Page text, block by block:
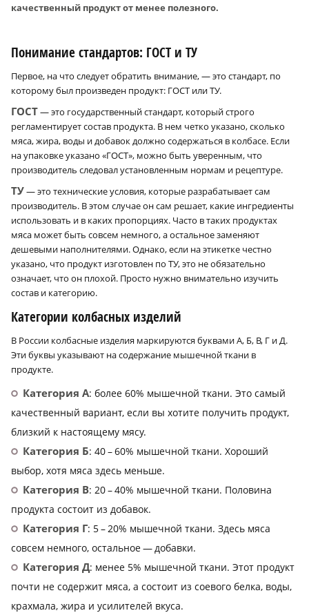
качественный продукт от менее полезного.
Понимание стандартов: ГОСТ и ТУ
Первое, на что следует обратить внимание, — это стандарт, по
которому был произведен продукт: ГОСТ или ТУ.
ГОСТ— это государственный стандарт, который строго
регламентирует состав продукта. В нем четко указано, сколько
мяса, жира, воды и добавок должно содержаться в колбасе. Если
на упаковке указано «ГОСТ», можно быть уверенным, что
производитель следовал установленным нормам и рецептуре.
ТУ— это технические условия, которые разрабатывает сам
производитель. В этом случае он сам решает, какие ингредиенты
использовать и в каких пропорциях. Часто в таких продуктах
мяса может быть совсем немного, а остальное заменяют
дешевыми наполнителями. Однако, если на этикетке честно
указано, что продукт изготовлен по ТУ, это не обязательно
означает, что он плохой. Просто нужно внимательно изучить
состав и категорию.
Категории колбасных изделий
В России колбасные изделия маркируются буквами А, Б, В, Г и Д.
Эти буквы указывают на содержание мышечной ткани в
продукте.
Категория А: более 60% мышечной ткани. Это самый
качественный вариант, если вы хотите получить продукт,
близкий к настоящему мясу.
Категория Б: 40 – 60% мышечной ткани. Хороший
выбор, хотя мяса здесь меньше.
Категория В: 20 – 40% мышечной ткани. Половина
продукта состоит из добавок.
Категория Г: 5 – 20% мышечной ткани. Здесь мяса
совсем немного, остальное — добавки.
Категория Д: менее 5% мышечной ткани. Этот продукт
почти не содержит мяса, а состоит из соевого белка, воды,
крахмала, жира и усилителей вкуса.